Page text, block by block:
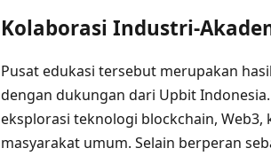
Kolaborasi Industri-
Pusat edukasi tersebut merupakan
dengan dukungan dari Upbit
eksplorasi teknologi blockchain,
masyarakat umum. Selain berperan